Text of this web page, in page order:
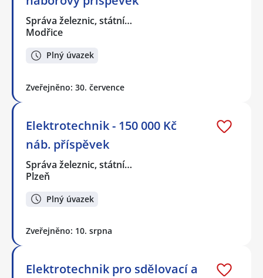
Správa železnic, státní…
Modřice
Plný úvazek
Zveřejněno: 30. července
Elektrotechnik - 150 000 Kč
náb. příspěvek
Správa železnic, státní…
Plzeň
Plný úvazek
Zveřejněno: 10. srpna
Elektrotechnik pro sdělovací a